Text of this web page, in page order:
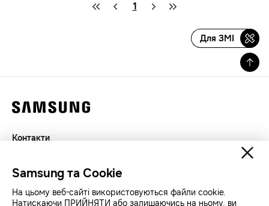
1
Для ЗМІ
Контакти
Конфіденційність
SAMSUNG.COM
Samsung та Cookie
На цьому веб-сайті використовуються файли cookie.
Натискаючи ПРИЙНЯТИ або залишаючись на ньому, ви